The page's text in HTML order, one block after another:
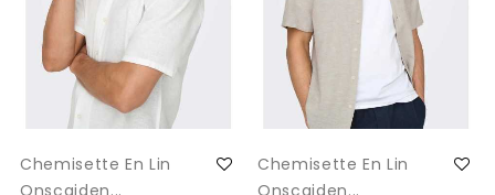
Chemisette En Lin
Onscaiden...
Chemisette En Lin
Onscaiden...